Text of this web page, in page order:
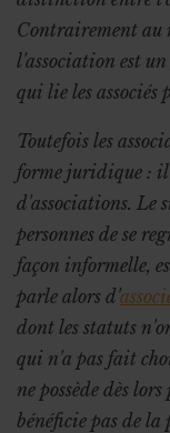
Contrairement au
l'association est
qui lie les
Toutefois les
forme juridique : il
d'associations. Le
personnes de se
façon informelle,
parle alors d'
dont les statuts
qui n'a pas fait
ne possède dès
bénéficie pas de